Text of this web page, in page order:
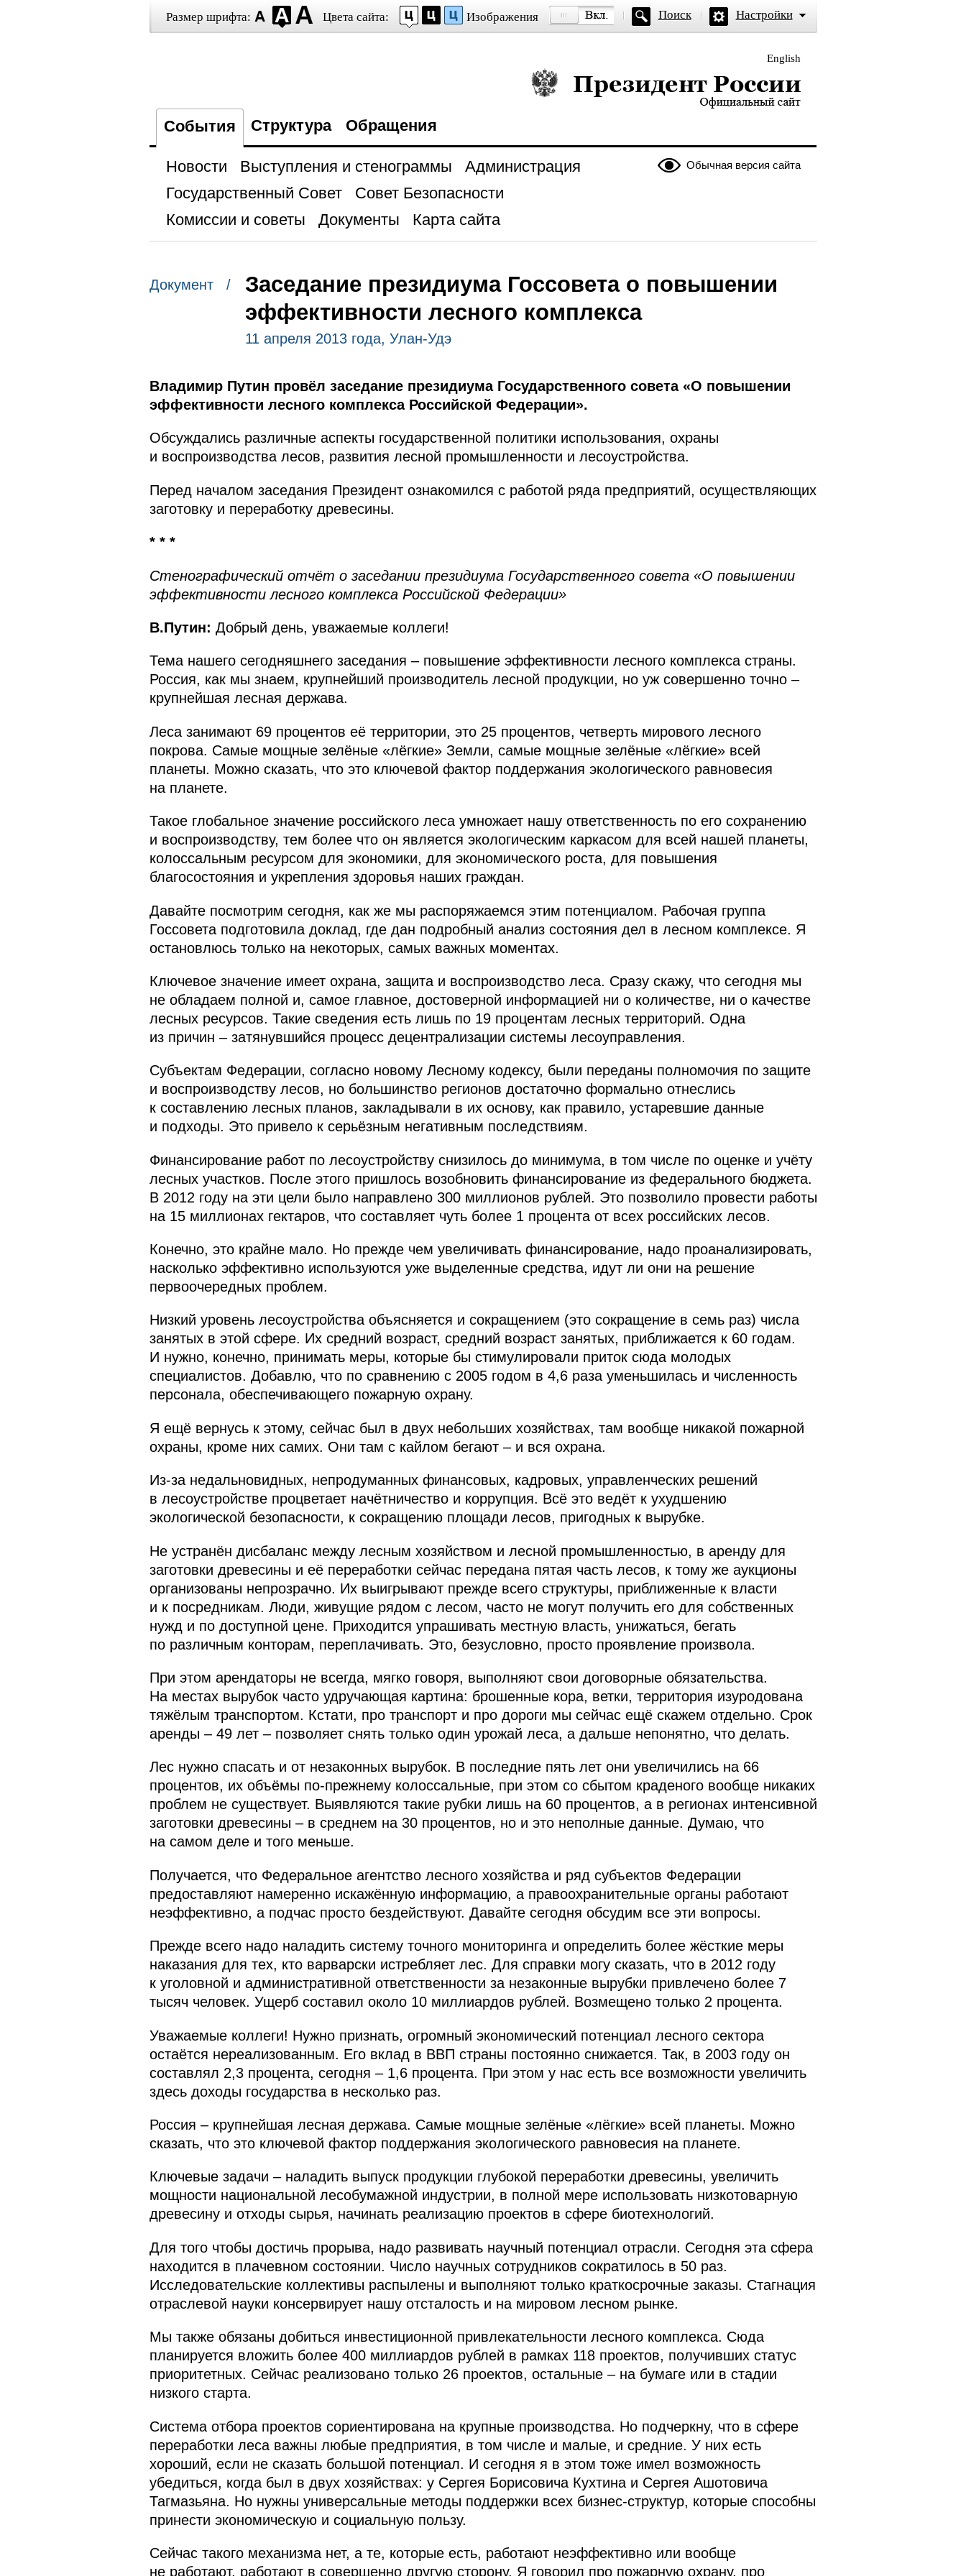
Размер шрифта: Цвета сайта: Изображения Поиск Настройки
English
Президент России — официальный сайт
События Структура Обращения
Обычная версия сайта
Новости Выступления и стенограммы
Администрация
Государственный Совет
Совет Безопасности
Комиссии и советы
Документы Карта сайта
Документ /
Заседание президиума Госсовета о повышении
эффективности лесного комплекса
11 апреля 2013 года, Улан-Удэ
Владимир Путин провёл заседание президиума Государственного совета «О повышении
эффективности лесного комплекса Российской Федерации».
Обсуждались различные аспекты государственной политики использования, охраны
и воспроизводства лесов, развития лесной промышленности и лесоустройства.
Перед началом заседания Президент ознакомился с работой ряда предприятий, осуществляющих
заготовку и переработку древесины.
* * *
Стенографический отчёт о заседании президиума Государственного совета «О повышении
эффективности лесного комплекса Российской Федерации»
В.Путин: Добрый день, уважаемые коллеги!
Тема нашего сегодняшнего заседания – повышение эффективности лесного комплекса страны.
Россия, как мы знаем, крупнейший производитель лесной продукции, но уж совершенно точно –
крупнейшая лесная держава.
Леса занимают 69 процентов её территории, это 25 процентов, четверть мирового лесного
покрова. Самые мощные зелёные «лёгкие» Земли, самые мощные зелёные «лёгкие» всей
планеты. Можно сказать, что это ключевой фактор поддержания экологического равновесия
на планете.
Такое глобальное значение российского леса умножает нашу ответственность по его сохранению
и воспроизводству, тем более что он является экологическим каркасом для всей нашей планеты,
колоссальным ресурсом для экономики, для экономического роста, для повышения
благосостояния и укрепления здоровья наших граждан.
Давайте посмотрим сегодня, как же мы распоряжаемся этим потенциалом. Рабочая группа
Госсовета подготовила доклад, где дан подробный анализ состояния дел в лесном комплексе. Я
остановлюсь только на некоторых, самых важных моментах.
Ключевое значение имеет охрана, защита и воспроизводство леса. Сразу скажу, что сегодня мы
не обладаем полной и, самое главное, достоверной информацией ни о количестве, ни о качестве
лесных ресурсов. Такие сведения есть лишь по 19 процентам лесных территорий. Одна
из причин – затянувшийся процесс децентрализации системы лесоуправления.
Субъектам Федерации, согласно новому Лесному кодексу, были переданы полномочия по защите
и воспроизводству лесов, но большинство регионов достаточно формально отнеслись
к составлению лесных планов, закладывали в их основу, как правило, устаревшие данные
и подходы. Это привело к серьёзным негативным последствиям.
Финансирование работ по лесоустройству снизилось до минимума, в том числе по оценке и учёту
лесных участков. После этого пришлось возобновить финансирование из федерального бюджета.
В 2012 году на эти цели было направлено 300 миллионов рублей. Это позволило провести работы
на 15 миллионах гектаров, что составляет чуть более 1 процента от всех российских лесов.
Конечно, это крайне мало. Но прежде чем увеличивать финансирование, надо проанализировать,
насколько эффективно используются уже выделенные средства, идут ли они на решение
первоочередных проблем.
Низкий уровень лесоустройства объясняется и сокращением (это сокращение в семь раз) числа
занятых в этой сфере. Их средний возраст, средний возраст занятых, приближается к 60 годам.
И нужно, конечно, принимать меры, которые бы стимулировали приток сюда молодых
специалистов. Добавлю, что по сравнению с 2005 годом в 4,6 раза уменьшилась и численность
персонала, обеспечивающего пожарную охрану.
Я ещё вернусь к этому, сейчас был в двух небольших хозяйствах, там вообще никакой пожарной
охраны, кроме них самих. Они там с кайлом бегают – и вся охрана.
Из‑за недальновидных, непродуманных финансовых, кадровых, управленческих решений
в лесоустройстве процветает начётничество и коррупция. Всё это ведёт к ухудшению
экологической безопасности, к сокращению площади лесов, пригодных к вырубке.
Не устранён дисбаланс между лесным хозяйством и лесной промышленностью, в аренду для
заготовки древесины и её переработки сейчас передана пятая часть лесов, к тому же аукционы
организованы непрозрачно. Их выигрывают прежде всего структуры, приближенные к власти
и к посредникам. Люди, живущие рядом с лесом, часто не могут получить его для собственных
нужд и по доступной цене. Приходится упрашивать местную власть, унижаться, бегать
по различным конторам, переплачивать. Это, безусловно, просто проявление произвола.
При этом арендаторы не всегда, мягко говоря, выполняют свои договорные обязательства.
На местах вырубок часто удручающая картина: брошенные кора, ветки, территория изуродована
тяжёлым транспортом. Кстати, про транспорт и про дороги мы сейчас ещё скажем отдельно. Срок
аренды – 49 лет – позволяет снять только один урожай леса, а дальше непонятно, что делать.
Лес нужно спасать и от незаконных вырубок. В последние пять лет они увеличились на 66
процентов, их объёмы по‑прежнему колоссальные, при этом со сбытом краденого вообще никаких
проблем не существует. Выявляются такие рубки лишь на 60 процентов, а в регионах интенсивной
заготовки древесины – в среднем на 30 процентов, но и это неполные данные. Думаю, что
на самом деле и того меньше.
Получается, что Федеральное агентство лесного хозяйства и ряд субъектов Федерации
предоставляют намеренно искажённую информацию, а правоохранительные органы работают
неэффективно, а подчас просто бездействуют. Давайте сегодня обсудим все эти вопросы.
Прежде всего надо наладить систему точного мониторинга и определить более жёсткие меры
наказания для тех, кто варварски истребляет лес. Для справки могу сказать, что в 2012 году
к уголовной и административной ответственности за незаконные вырубки привлечено более 7
тысяч человек. Ущерб составил около 10 миллиардов рублей. Возмещено только 2 процента.
Уважаемые коллеги! Нужно признать, огромный экономический потенциал лесного сектора
остаётся нереализованным. Его вклад в ВВП страны постоянно снижается. Так, в 2003 году он
составлял 2,3 процента, сегодня – 1,6 процента. При этом у нас есть все возможности увеличить
здесь доходы государства в несколько раз.
Россия – крупнейшая лесная держава. Самые мощные зелёные «лёгкие» всей планеты. Можно
сказать, что это ключевой фактор поддержания экологического равновесия на планете.
Ключевые задачи – наладить выпуск продукции глубокой переработки древесины, увеличить
мощности национальной лесобумажной индустрии, в полной мере использовать низкотоварную
древесину и отходы сырья, начинать реализацию проектов в сфере биотехнологий.
Для того чтобы достичь прорыва, надо развивать научный потенциал отрасли. Сегодня эта сфера
находится в плачевном состоянии. Число научных сотрудников сократилось в 50 раз.
Исследовательские коллективы распылены и выполняют только краткосрочные заказы. Стагнация
отраслевой науки консервирует нашу отсталость и на мировом лесном рынке.
Мы также обязаны добиться инвестиционной привлекательности лесного комплекса. Сюда
планируется вложить более 400 миллиардов рублей в рамках 118 проектов, получивших статус
приоритетных. Сейчас реализовано только 26 проектов, остальные – на бумаге или в стадии
низкого старта.
Система отбора проектов сориентирована на крупные производства. Но подчеркну, что в сфере
переработки леса важны любые предприятия, в том числе и малые, и средние. У них есть
хороший, если не сказать большой потенциал. И сегодня я в этом тоже имел возможность
убедиться, когда был в двух хозяйствах: у Сергея Борисовича Кухтина и Сергея Ашотовича
Тагмазьяна. Но нужны универсальные методы поддержки всех бизнес-структур, которые способны
принести экономическую и социальную пользу.
Сейчас такого механизма нет, а те, которые есть, работают неэффективно или вообще
не работают, работают в совершенно другую сторону. Я говорил про пожарную охрану, про